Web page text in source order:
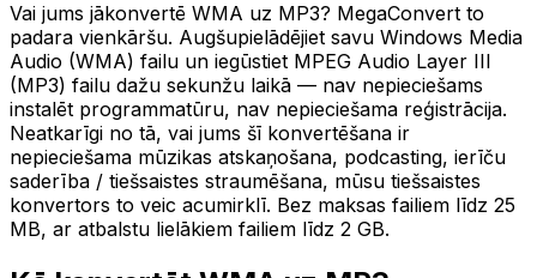
Vai jums jākonvertē WMA uz MP3? MegaConvert to
padara vienkāršu. Augšupielādējiet savu Windows Media
Audio (WMA) failu un iegūstiet MPEG Audio Layer III
(MP3) failu dažu sekunžu laikā — nav nepieciešams
instalēt programmatūru, nav nepieciešama reģistrācija.
Neatkarīgi no tā, vai jums šī konvertēšana ir
nepieciešama mūzikas atskaņošana, podcasting, ierīču
saderība / tiešsaistes straumēšana, mūsu tiešsaistes
konvertors to veic acumirklī. Bez maksas failiem līdz 25
MB, ar atbalstu lielākiem failiem līdz 2 GB.